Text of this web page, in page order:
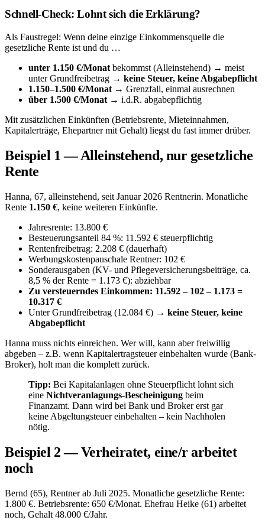
Schnell-Check: Lohnt sich die Erklärung?
Als Faustregel: Wenn deine einzige Einkommensquelle die
gesetzliche Rente ist und du …
unter 1.150 €/Monat bekommst (Alleinstehend) → meist
unter Grundfreibetrag → keine Steuer, keine Abgabepflicht
1.150–1.500 €/Monat → Grenzfall, einmal ausrechnen
über 1.500 €/Monat → i.d.R. abgabepflichtig
Mit zusätzlichen Einkünften (Betriebsrente, Mieteinnahmen,
Kapitalerträge, Ehepartner mit Gehalt) liegst du fast immer drüber.
Beispiel 1 — Alleinstehend, nur gesetzliche
Rente
Hanna, 67, alleinstehend, seit Januar 2026 Rentnerin. Monatliche
Rente 1.150 €, keine weiteren Einkünfte.
Jahresrente: 13.800 €
Besteuerungsanteil 84 %: 11.592 € steuerpflichtig
Rentenfreibetrag: 2.208 € (dauerhaft)
Werbungskostenpauschale Rentner: 102 €
Sonderausgaben (KV- und Pflegeversicherungsbeiträge, ca.
8,5 % der Rente = 1.173 €): abziehbar
Zu versteuerndes Einkommen: 11.592 – 102 – 1.173 =
10.317 €
Unter Grundfreibetrag (12.084 €) → keine Steuer, keine
Abgabepflicht
Hanna muss nichts einreichen. Wer will, kann aber freiwillig
abgeben – z.B. wenn Kapitalertragsteuer einbehalten wurde (Bank-
Broker), holt man die komplett zurück.
Tipp: Bei Kapitalanlagen ohne Steuerpflicht lohnt sich
eine Nichtveranlagungs-Bescheinigung beim
Finanzamt. Dann wird bei Bank und Broker erst gar
keine Abgeltungsteuer einbehalten – kein Nachholen
nötig.
Beispiel 2 — Verheiratet, eine/r arbeitet
noch
Bernd (65), Rentner ab Juli 2025. Monatliche gesetzliche Rente:
1.800 €. Betriebsrente: 650 €/Monat. Ehefrau Heike (61) arbeitet
noch, Gehalt 48.000 €/Jahr.